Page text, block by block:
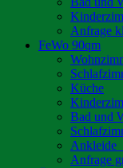
Anfrage
FeWo 90qm
Küche
Bad und
Anfrage